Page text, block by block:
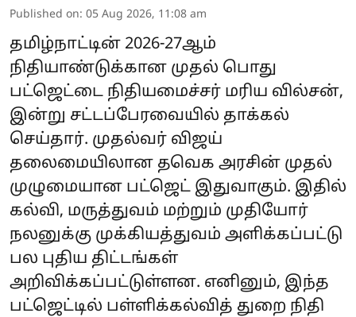
Published on: 05 Aug 2026, 11:08 am
தமிழ்நாட்டின் 2026-27ஆம்
நிதியாண்டுக்கான முதல் பொது
பட்ஜெட்டை நிதியமைச்சர் மரிய வில்சன்,
இன்று சட்டப்பேரவையில் தாக்கல்
செய்தார். முதல்வர் விஜய்
தலைமையிலான தவெக அரசின் முதல்
முழுமையான பட்ஜெட் இதுவாகும். இதில்
கல்வி, மருத்துவம் மற்றும் முதியோர்
நலனுக்கு முக்கியத்துவம் அளிக்கப்பட்டு
பல புதிய திட்டங்கள்
அறிவிக்கப்பட்டுள்ளன. எனினும், இந்த
பட்ஜெட்டில் பள்ளிக்கல்வித் துறை நிதி